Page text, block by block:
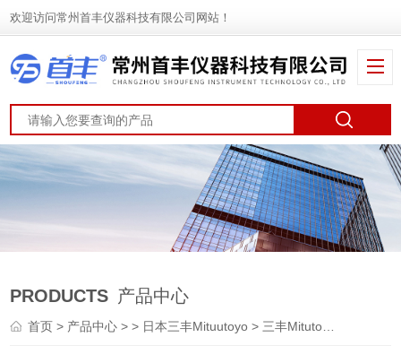
欢迎访问常州首丰仪器科技有限公司网站！
PRODUCTS 产品中心
首页> 产品中心 > > 日本三丰Mituutoyo > 三丰Mitutoyo快速杠杆千分尺 531-121